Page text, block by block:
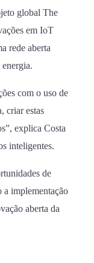
global The
em IoT
rede aberta
com o uso de
criar estas
explica Costa
inteligentes.
de
a implementação
aberta da